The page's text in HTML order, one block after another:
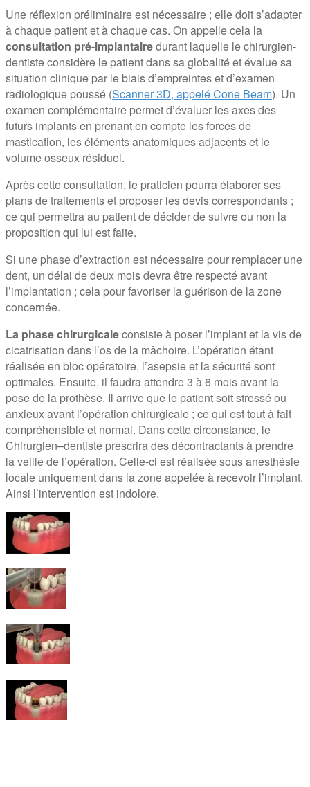
Une réflexion préliminaire est nécessaire ; elle doit s’adapter
à chaque patient et à chaque cas. On appelle cela la
consultation pré-implantairedurant laquelle le chirurgien-
dentiste considère le patient dans sa globalité et évalue sa
situation clinique par le biais d’empreintes et d’examen
radiologique poussé (Scanner 3D, appelé Cone Beam). Un
examen complémentaire permet d’évaluer les axes des
futurs implants en prenant en compte les forces de
mastication, les éléments anatomiques adjacents et le
volume osseux résiduel.
Après cette consultation, le praticien pourra élaborer ses
plans de traitements et proposer les devis correspondants ;
ce qui permettra au patient de décider de suivre ou non la
proposition qui lui est faite.
Si une phase d’extraction est nécessaire pour remplacer une
dent, un délai de deux mois devra être respecté avant
l’implantation ; cela pour favoriser la guérison de la zone
concernée.
La phase chirurgicaleconsiste à poser l’implant et la vis de
cicatrisation dans l’os de la mâchoire. L’opération étant
réalisée en bloc opératoire, l’asepsie et la sécurité sont
optimales. Ensuite, il faudra attendre 3 à 6 mois avant la
pose de la prothèse. Il arrive que le patient soit stressé ou
anxieux avant l’opération chirurgicale ; ce qui est tout à fait
compréhensible et normal. Dans cette circonstance, le
Chirurgien–dentiste prescrira des décontractants à prendre
la veille de l’opération. Celle-ci est réalisée sous anesthésie
locale uniquement dans la zone appelée à recevoir l’implant.
Ainsi l’intervention est indolore.